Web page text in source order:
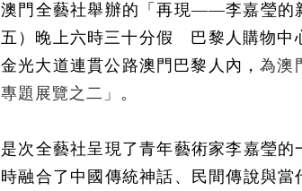
澳門全藝社舉辦的「再現——李嘉瑩的
五）晚上六時三十分假 巴黎人購物中
金光大道連貫公路澳門巴黎人內 ，為澳
專題展覽之 二」 。
是次全藝社呈現了青年藝術家李嘉瑩
時融合了中國傳統神話、民間傳說與